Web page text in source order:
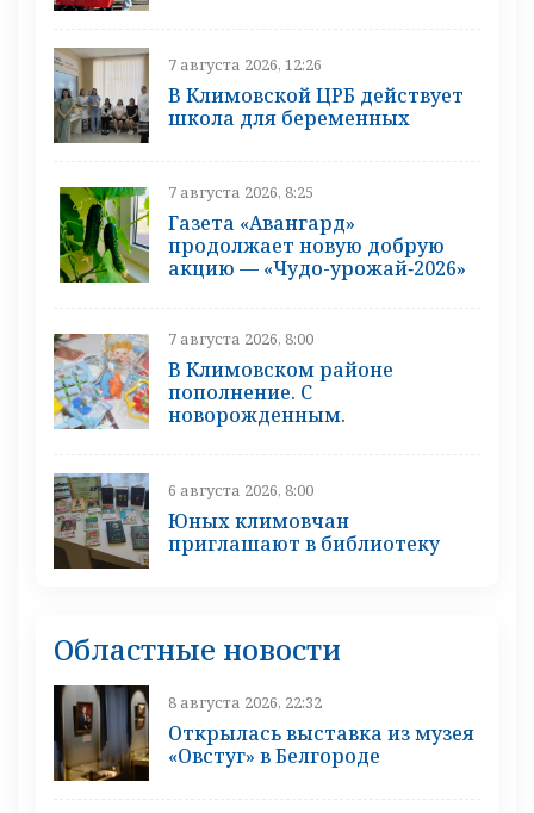
7 августа 2026, 12:26
В Климовской ЦРБ действует
школа для беременных
7 августа 2026, 8:25
Газета «Авангард»
продолжает новую добрую
акцию — «Чудо-урожай‑2026»
7 августа 2026, 8:00
В Климовском районе
пополнение. С
новорожденным.
6 августа 2026, 8:00
Юных климовчан
приглашают в библиотеку
Областные новости
8 августа 2026, 22:32
Открылась выставка из музея
«Овстуг» в Белгороде